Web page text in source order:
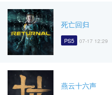
死亡回归
PS5 07-17 12:29
燕云十六声